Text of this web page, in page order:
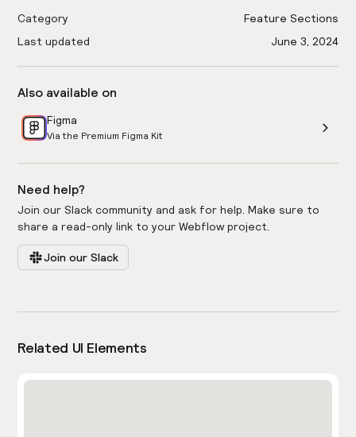
Category
Feature Sections
Last updated
June 3, 2024
Also available on
Figma
Via the Premium Figma Kit
Need help?
Join our Slack community and ask for help. Make sure to
share a read-only link to your Webflow project.
Join our Slack
Related UI Elements